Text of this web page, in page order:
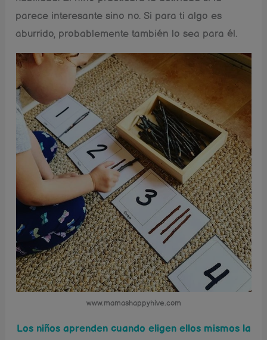
parece interesante sino no. Si para ti algo es
aburrido, probablemente también lo sea para él.
www.mamashappyhive.com
Los niños aprenden cuando eligen ellos mismos la